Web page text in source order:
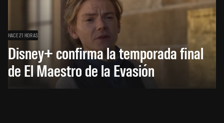
HACE 21 HORAS
Disney+ confirma la temporada final
de El Maestro de la Evasión